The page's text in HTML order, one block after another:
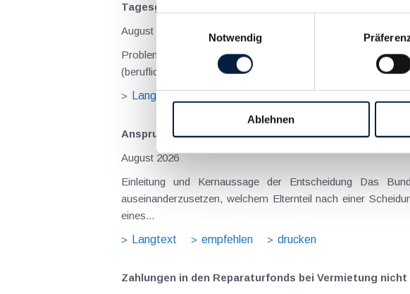
Notwendig
Ablehnen
Tagesgelder auch bei eintägiger Reise ohne Nächtigung
August 2026
Problemstellung und rechtlicher Hintergrund Tagesgelder sollen Verpflegungsmehraufwendungen ausgleichen, welche im Zuge von Dienstreisen
(beruflich bedingten Reisen) durch die Unkenntnis über die
Langtext
Anspruch auf Familienbeihilfe bei geschiedenen Eltern
August 2026
Einleitung und Kernaussage der Entscheidung Das Bundesfinanzgericht (GZ RV/7103366/2025 vom 10.02.2026) hatte sich mit der Frage
auseinanderzusetzen, welchem Elternteil nach einer
eines...
Langtext
empfehlen drucken
Zahlungen in den Reparaturfonds bei Vermietung